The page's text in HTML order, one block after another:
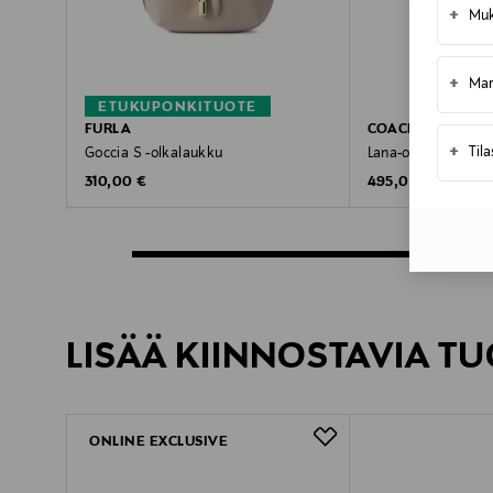
+
+
+
ETUKUPONKITUOTE
FURLA
Goccia S -olkalaukku
Original Price
310,00 €
COACH
Lana-olkalaukku
Original Price
495,00 €
LISÄÄ KIINNOSTAVIA
ONLINE EXCLUSIVE